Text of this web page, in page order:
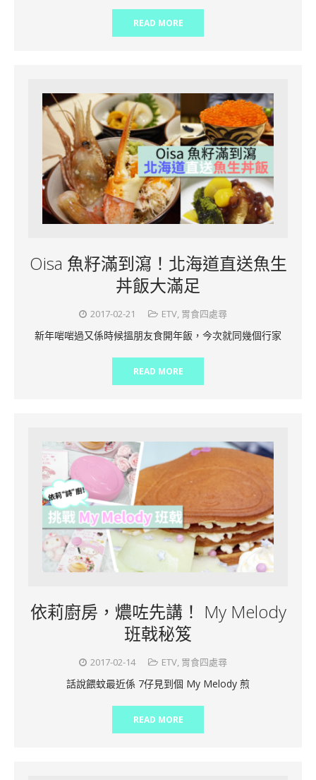
READ MORE
Oisa 魚籽滿到瀉！北海道直送魚生
丼飯大滿足
2017-02-21 ETV, 胃食四處尋
新年啱啱過又係時候搵朋友食開年飯，今次就同幾個行家
READ MORE
依莉廚房，燶咗先講！ My Melody
班戟秘笈
2017-02-14 ETV, 胃食四處尋
話說餵蚊最近係 7仔見到個 My Melody 煎
READ MORE